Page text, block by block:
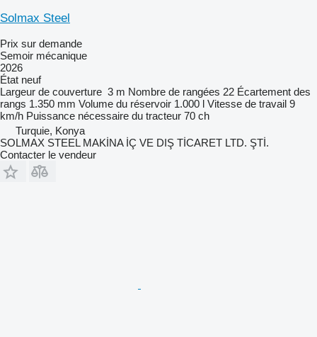
Solmax Steel
Prix sur demande
Semoir mécanique
2026
État neuf
Largeur de couverture 3 m Nombre de rangées 22 Écartement des
rangs 1.350 mm Volume du réservoir 1.000 l Vitesse de travail 9
km/h Puissance nécessaire du tracteur 70 ch
Turquie, Konya
SOLMAX STEEL MAKİNA İÇ VE DIŞ TİCARET LTD. ŞTİ.
Contacter le vendeur